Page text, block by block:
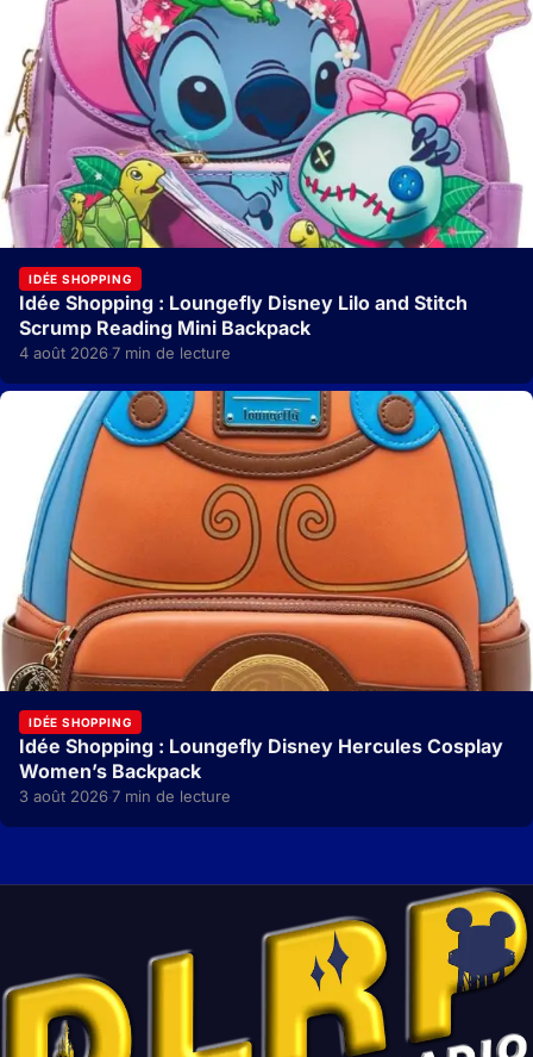
IDÉE SHOPPING
Idée Shopping : Loungefly Disney Lilo and Stitch
Scrump Reading Mini Backpack
4 août 2026·7 min de lecture
IDÉE SHOPPING
Idée Shopping : Loungefly Disney Hercules Cosplay
Women’s Backpack
3 août 2026·7 min de lecture